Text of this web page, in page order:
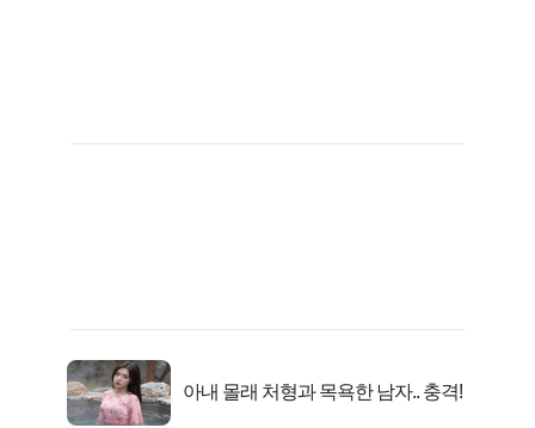
아내 몰래 처형과 목욕한 남자.. 충격!